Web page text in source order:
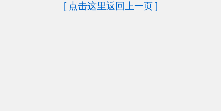
[ 点击这里返回上一页 ]